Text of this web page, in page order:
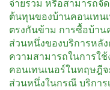
จ่ายรวม หรือสามารถจั
ต้นทุนของบ้านคอนเทน
ตรงกันข้าม การซื้อบ้าน
ส่วนหนึ่งของบริการหลั
ความสามารถในการใ
คอนเทนเนอร์ในทฤษฎี
ส่วนหนึ่งในกรณี บริการ